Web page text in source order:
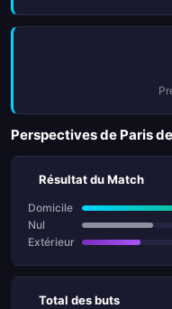
Perspectives de Paris
Résultat du Match
Domicile
Nul
Extérieur
Total des buts